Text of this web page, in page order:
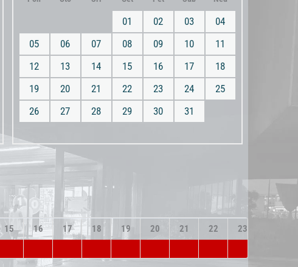
01 02 03
04
05
06 07 08 09 10
11
12
13 14 15 16 17
18
19
20 21 22 23 24
25
26
27 28 29 30 31
15 16 17 18 19 20 21 22 23